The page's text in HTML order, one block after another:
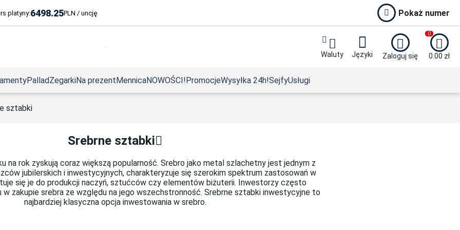
platyny:6498.25PLN / uncję Pokaż numer
Waluty Języki Zaloguj się
0
0.00 zł
PalladZegarkiNa prezentMennicaNOWOŚCI!PromocjeWysyłka 24h!SejfyUsługi
sztabki
Srebrne sztabki
na rok zyskują coraz większą popularność. Srebro jako metal szlachetny jest jednym z
jubilerskich i inwestycyjnych, charakteryzuje się szerokim spektrum zastosowań w
się je do produkcji naczyń, sztućców czy elementów biżuterii. Inwestorzy często
w zakupie srebra ze względu na jego wszechstronność. Srebrne sztabki inwestycyjne to
najbardziej klasyczna opcja inwestowania w srebro.